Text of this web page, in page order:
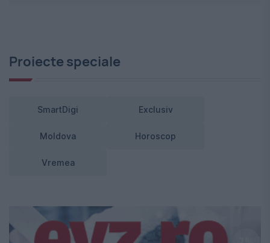
Proiecte speciale
SmartDigi Exclusiv
Moldova Horoscop
Vremea